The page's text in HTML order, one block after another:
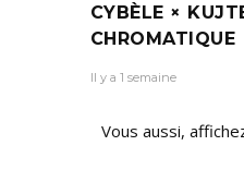
CYBÈLE ×
CHROMATIQUE
Il y a 1 semaine
Vous aussi,